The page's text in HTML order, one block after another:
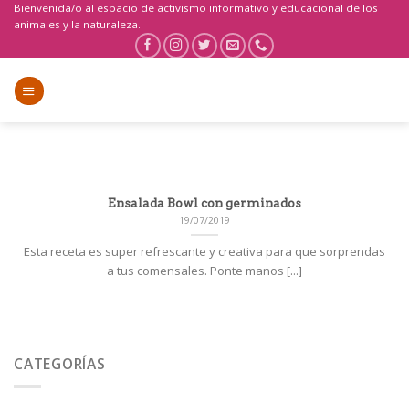
Saltar
contenido
Bienvenida/o al espacio de activismo informativo y educacional de los
animales y la naturaleza.
CATEGORÍAS
Ensalada Bowl con germinados
19/07/2019
Esta receta es super refrescante y creativa para que sorprendas
a tus comensales. Ponte manos [...]